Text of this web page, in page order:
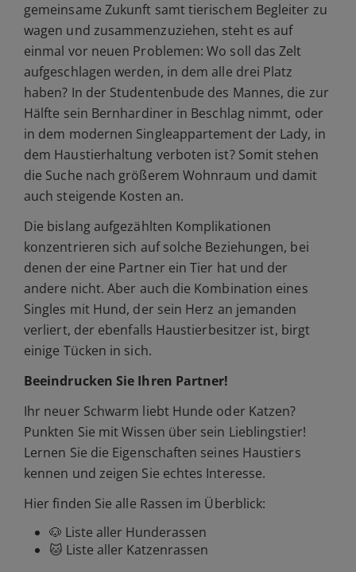
gemeinsame Zukunft samt tierischem Begleiter zu
wagen und zusammenzuziehen, steht es auf
einmal vor neuen Problemen: Wo soll das Zelt
aufgeschlagen werden, in dem alle drei Platz
haben? In der Studentenbude des Mannes, die zur
Hälfte sein Bernhardiner in Beschlag nimmt, oder
in dem modernen Singleappartement der Lady, in
dem Haustierhaltung verboten ist? Somit stehen
die Suche nach größerem Wohnraum und damit
auch steigende Kosten an.
Die bislang aufgezählten Komplikationen
konzentrieren sich auf solche Beziehungen, bei
denen der eine Partner ein Tier hat und der
andere nicht. Aber auch die Kombination eines
Singles mit Hund, der sein Herz an jemanden
verliert, der ebenfalls Haustierbesitzer ist, birgt
einige Tücken in sich.
Beeindrucken Sie Ihren Partner!
Ihr neuer Schwarm liebt Hunde oder Katzen?
Punkten Sie mit Wissen über sein Lieblingstier!
Lernen Sie die Eigenschaften seines Haustiers
kennen und zeigen Sie echtes Interesse.
Hier finden Sie alle Rassen im Überblick:
🐶 Liste aller Hunderassen
🐱 Liste aller Katzenrassen